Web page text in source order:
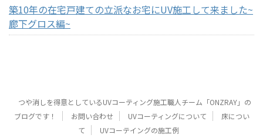
築10年の在宅戸建ての立派なお宅にUV施工して来ました~
廊下グロス編~
つや消しを得意としているUVコーティング施工職人チーム「ONZRAY」の
ブログです！
お問い合わせ UVコーティングについて
床につい
て
UVコーテイングの施工例